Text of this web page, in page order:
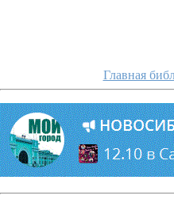
Главная